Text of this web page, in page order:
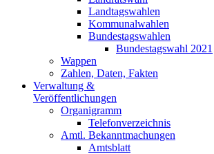
Landtagswahlen
Kommunalwahlen
Bundestagswahlen
Bundestagswahl 2021
Wappen
Zahlen, Daten, Fakten
Verwaltung &
Veröffentlichungen
Organigramm
Telefonverzeichnis
Amtl. Bekanntmachungen
Amtsblatt